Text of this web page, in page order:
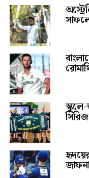
স্কুলে-
সিরিজ